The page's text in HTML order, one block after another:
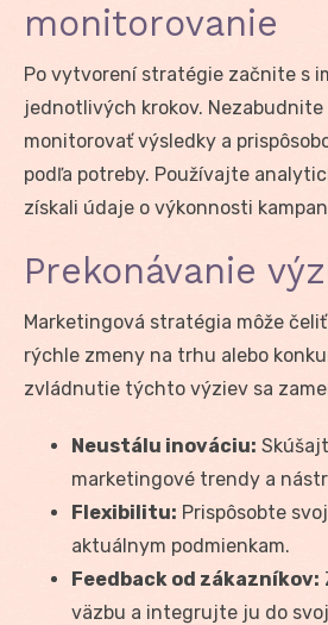
monitorovanie
Po vytvorení stratégie začnite s
jednotlivých krokov.
monitorovať výsledky a
podľa potreby. Používajte
získali údaje o výkonnosti
Prekonávanie
Marketingová stratégia môže
rýchle zmeny na trhu alebo
zvládnutie týchto výziev sa
Neustálu inováciu:
marketingové trendy a
Flexibilitu: Prispôsobte
aktuálnym podmienkam.
Feedback od zákazníkov:
väzbu a integrujte ju do